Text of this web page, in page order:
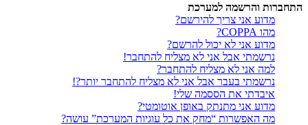
התחברות והרשמה למערכת
מדוע אני צריך להירשם?
מהו COPPA?
מדוע אני לא יכול להרשם?
נרשמתי אבל אני לא מצליח להתחבר!
למה אני לא מצליח להתחבר?
נרשמתי בעבר אבל אני לא מצליח להתחבר יותר?!
איבדתי את הססמה שלי!
מדוע אני מתנתק באופן אוטומטי?
מה האפשרות “מחק את כל עוגיות המערכת” עושה?